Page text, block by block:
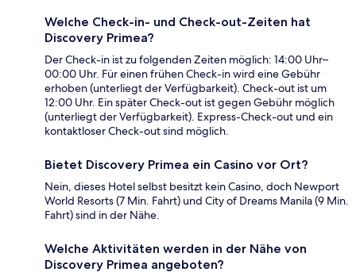
Welche Check-in- und Check-out-Zeiten hat
Discovery Primea?
Der Check-in ist zu folgenden Zeiten möglich: 14:00 Uhr–
00:00 Uhr. Für einen frühen Check-in wird eine Gebühr
erhoben (unterliegt der Verfügbarkeit). Check-out ist um
12:00 Uhr. Ein später Check-out ist gegen Gebühr möglich
(unterliegt der Verfügbarkeit). Express-Check-out und ein
kontaktloser Check-out sind möglich.
Bietet Discovery Primea ein Casino vor Ort?
Nein, dieses Hotel selbst besitzt kein Casino, doch Newport
World Resorts (7 Min. Fahrt) und City of Dreams Manila (9 Min.
Fahrt) sind in der Nähe.
Welche Aktivitäten werden in der Nähe von
Discovery Primea angeboten?